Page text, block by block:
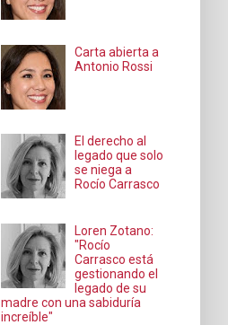
Carta abierta a
Antonio Rossi
El derecho al
legado que solo
se niega a
Rocío Carrasco
Loren Zotano:
"Rocío
Carrasco está
gestionando el
legado de su
madre con una sabiduría
increíble"